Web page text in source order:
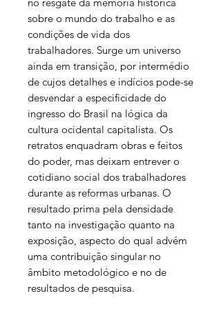
sobre o mundo do trabalho e as
condições de vida dos
trabalhadores. Surge um universo
ainda em transição, por intermédio
de cujos detalhes e indícios pode-se
desvendar a especificidade do
ingresso do Brasil na lógica da
cultura ocidental capitalista. Os
retratos enquadram obras e feitos
do poder, mas deixam entrever o
cotidiano social dos trabalhadores
durante as reformas urbanas. O
resultado prima pela densidade
tanto na investigação quanto na
exposição, aspecto do qual advém
uma contribuição singular no
âmbito metodológico e no de
resultados de pesquisa.